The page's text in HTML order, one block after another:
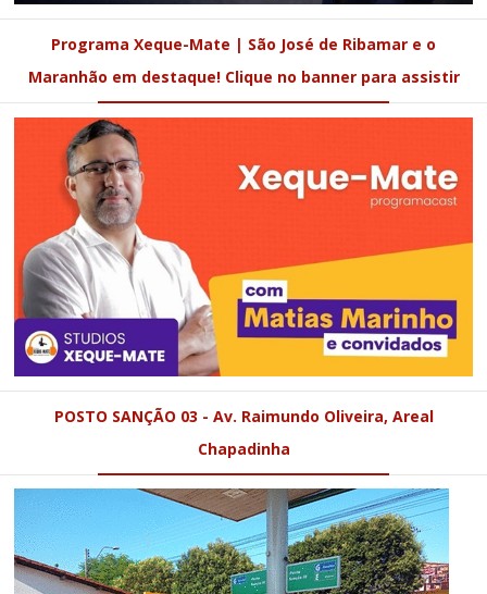
Programa Xeque-Mate | São José de Ribamar e o
Maranhão em destaque! Clique no banner para assistir
POSTO SANÇÃO 03 - Av. Raimundo Oliveira, Areal
Chapadinha